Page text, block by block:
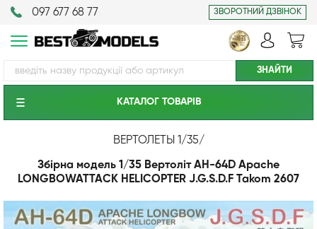
097 677 68 77 ЗВОРОТНИЙ ДЗВІНОК
КАТАЛОГ ТОВАРIВ
ВЕРТОЛЕТЫ 1/35/
Збірна модель 1/35 Вертоліт AH-64D Apache
LONGBOWATTACK HELICOPTER J.G.S.D.F Takom 2607